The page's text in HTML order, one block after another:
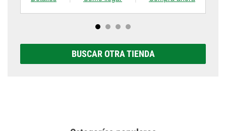
BUSCAR OTRA TIENDA